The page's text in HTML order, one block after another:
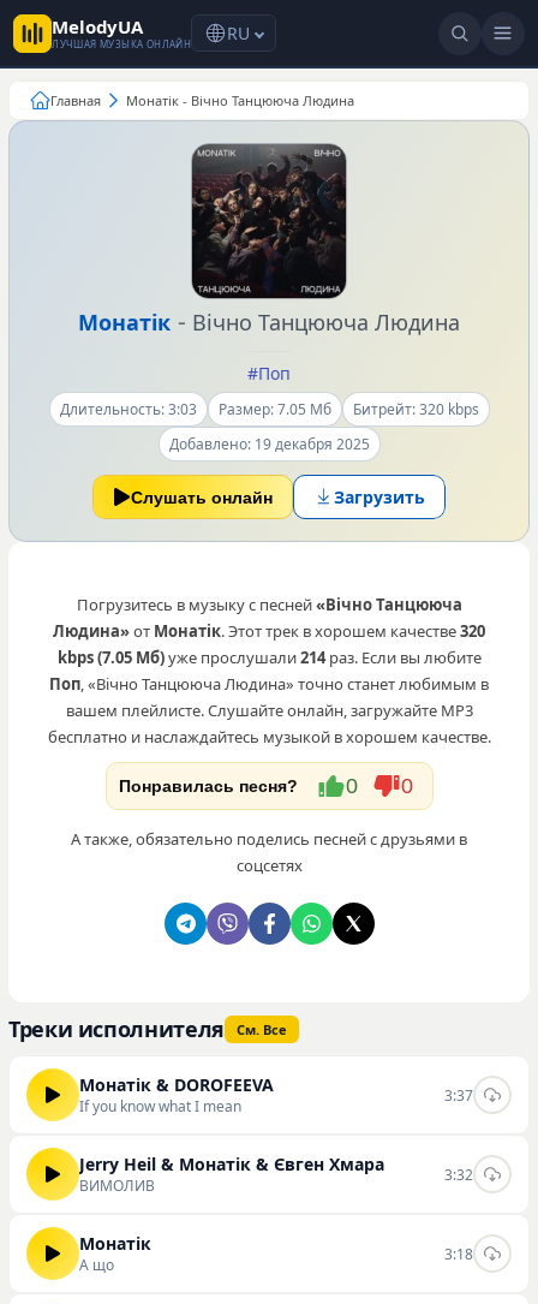
MelodyUA
ЛУЧШАЯ МУЗЫКА ОНЛАЙН RU
Главная Монатік - Вічно Танцююча Людина
Монатік - Вічно Танцююча Людина
Длительность: 3:03 Размер: 7.05 Мб
Битрейт: 320 kbps
Добавлено: 19 декабря 2025
Слушать онлайн Загрузить
#Поп
Погрузитесь в музыку с песней«Вічно Танцююча
Людина»от Монатік. Этот трек в хорошем качестве320
kbps (7.05 Мб)уже прослушали214раз. Если вы любите
Поп, «Вічно Танцююча Людина» точно станет любимым в
вашем плейлисте. Слушайте онлайн, загружайте MP3
бесплатно и наслаждайтесь музыкой в хорошем качестве.
Понравилась песня? 0 0
А также, обязательно поделись песней с друзьями в
соцсетях
Треки исполнителя См. Все
Монатік & DOROFEEVA
If you know what I mean
3:37
Jerry Heil & Монатік & Євген Хмара
ВИМОЛИВ
3:32
Монатік
А що
3:18